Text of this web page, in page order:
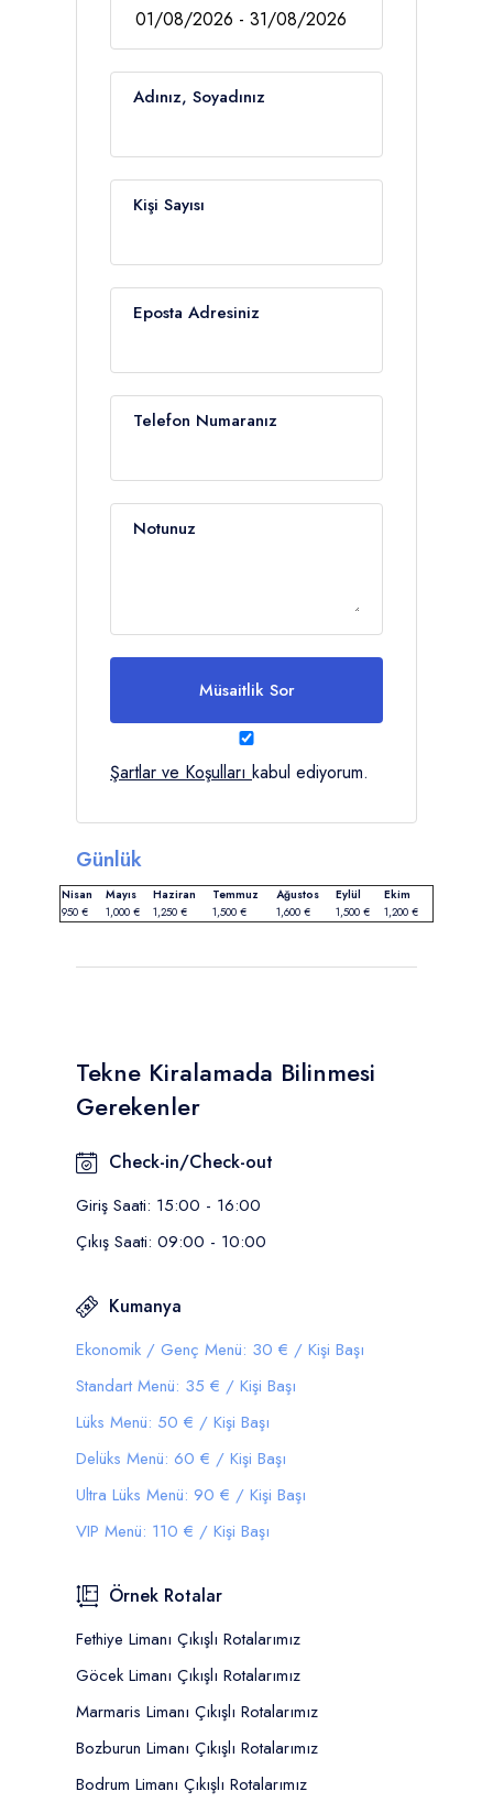
Adınız, Soyadınız
Kişi Sayısı
Eposta Adresiniz
Telefon Numaranız
Notunuz
Müsaitlik Sor
Şartlar ve Koşulları kabul ediyorum.
Günlük
Nisan Mayıs Haziran Temmuz Ağustos Eylül
Ekim
950 €
1,000 € 1,250 € 1,500 € 1,600 € 1,500 € 1,200 €
Tekne Kiralamada Bilinmesi
Gerekenler
Check-in/Check-out
Giriş Saati: 15:00 - 16:00
Çıkış Saati: 09:00 - 10:00
Kumanya
Ekonomik / Genç Menü: 30 € / Kişi Başı
Standart Menü: 35 € / Kişi Başı
Lüks Menü: 50 € / Kişi Başı
Delüks Menü: 60 € / Kişi Başı
Ultra Lüks Menü: 90 € / Kişi Başı
VIP Menü: 110 € / Kişi Başı
Örnek Rotalar
Fethiye Limanı Çıkışlı Rotalarımız
Göcek Limanı Çıkışlı Rotalarımız
Marmaris Limanı Çıkışlı Rotalarımız
Bozburun Limanı Çıkışlı Rotalarımız
Bodrum Limanı Çıkışlı Rotalarımız